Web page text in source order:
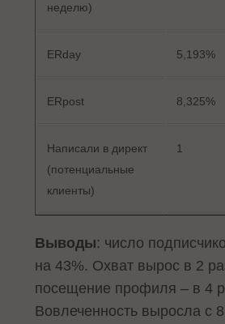
неделю)
ERday 5,193%
ERpost 8,325%
Написали в директ
(потенциальные
клиенты)
1
Выводы: число
на 43%. Охват вырос в 2
посещение профиля – в 4
Вовлеченность выросла с